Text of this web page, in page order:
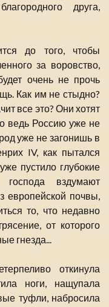
друга,
до того, чтобы
за воровство,
очень не прочь
Как им не стыдно?
все это? Они хотят
ведь Россию уже не
уже не загонишь в
IV, как пытался
пустило глубокие
вздумают
европейской почвы,
то, что недавно
от которого
гнезда...
откинула
ноги, нащупала
туфли, набросила